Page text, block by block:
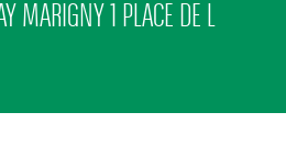
MARIGNY 1 PLACE DE L